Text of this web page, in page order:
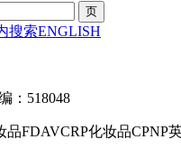
搜索ENGLISH
：518048
FDAVCRP化妆品CPNP